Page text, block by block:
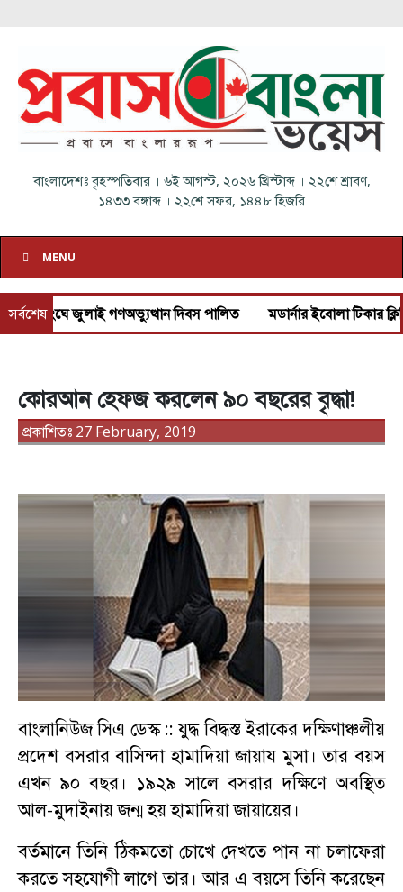
বাংলাদেশঃবৃহস্পতিবার। ৬ই আগস্ট, ২০২৬ খ্রিস্টাব্দ। ২২শে শ্রাবণ,
১৪৩৩ বঙ্গাব্দ । ২২শে সফর, ১৪৪৮ হিজরি
MENU
সর্বশেষজুলাই গণঅভ্যুত্থান দিবস পালিত মডার্নার ইবোলা টিকার
কোরআন হেফজ করলেন ৯০ বছরের বৃদ্ধা!
প্রকাশিতঃ 27 February, 2019
বাংলানিউজ সিএ ডেস্ক ::যুদ্ধ বিদ্ধস্ত ইরাকের দক্ষিণাঞ্চলীয়
প্রদেশ বসরার বাসিন্দা হামাদিয়া জায়ায মুসা। তার বয়স
এখন ৯০ বছর। ১৯২৯ সালে বসরার দক্ষিণে অবস্থিত
আল-মুদাইনায় জন্ম হয় হামাদিয়া জায়ায়ের।
বর্তমানে তিনি ঠিকমতো চোখে দেখতে পান না চলাফেরা
করতে সহযোগী লাগে তার। আর এ বয়সে তিনি করেছেন